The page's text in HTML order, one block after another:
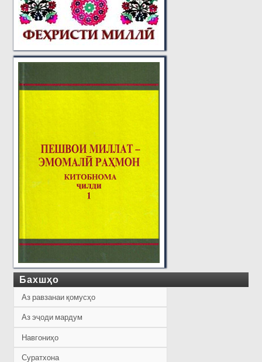
Бахшҳо
Аз равзанаи қомусҳо
Аз эҷоди мардум
Навгониҳо
Суратхона